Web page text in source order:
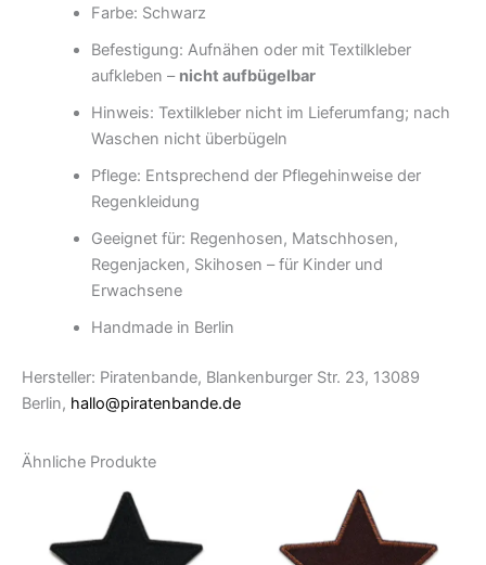
Farbe: Schwarz
Befestigung: Aufnähen oder mit Textilkleber
aufkleben – nicht aufbügelbar
Hinweis: Textilkleber nicht im Lieferumfang; nach
Waschen nicht überbügeln
Pflege: Entsprechend der Pflegehinweise der
Regenkleidung
Geeignet für: Regenhosen, Matschhosen,
Regenjacken, Skihosen – für Kinder und
Erwachsene
Handmade in Berlin
Hersteller: Piratenbande, Blankenburger Str. 23, 13089
Berlin, hallo@piratenbande.de
Ähnliche Produkte